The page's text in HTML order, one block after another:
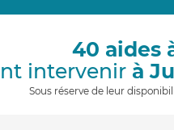
40 aides
intervenir à
Sous réserve de leur